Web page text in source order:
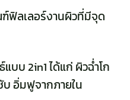
ฟิลเลอร์งานผิวที่มีจุด
บบ 2in1 ได้แก่ ผิวฉ่ำโก
บ อิ่มฟูจากภายใน